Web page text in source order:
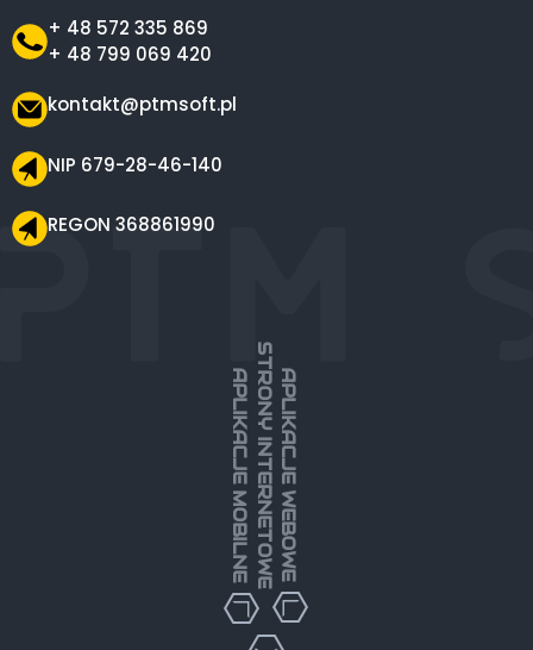
+ 48 572 335 869
+ 48 799 069 420
kontakt@ptmsoft.pl
NIP 679-28-46-140
REGON 368861990
APLIKACJE MOBILNESTRONY INTERNETOWEAPLIKACJE WEBOWE